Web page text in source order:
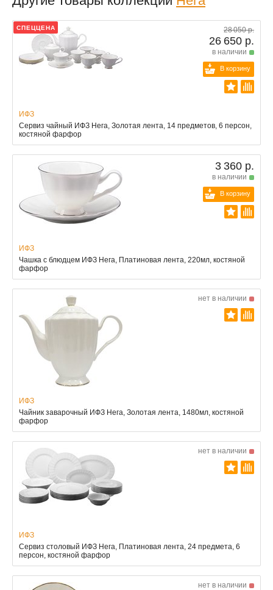
СПЕЦЦЕНА 28 050 р.
26 650 р.
в наличии
В корзину
ИФЗ
Сервиз чайный ИФЗ Нега, Золотая лента, 14 предметов, 6 персон,
костяной фарфор
3 360 р.
в наличии
В корзину
ИФЗ
Чашка с блюдцем ИФЗ Нега, Платиновая лента, 220мл, костяной
фарфор
нет в наличии
ИФЗ
Чайник заварочный ИФЗ Нега, Золотая лента, 1480мл, костяной
фарфор
нет в наличии
ИФЗ
Сервиз столовый ИФЗ Нега, Платиновая лента, 24 предмета, 6
персон, костяной фарфор
нет в наличии